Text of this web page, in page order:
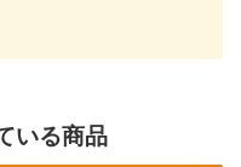
いる商品